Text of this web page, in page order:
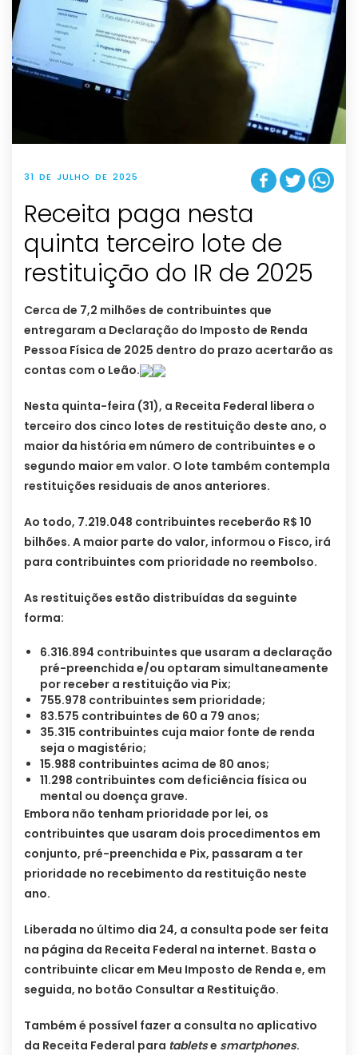
31 DE JULHO DE 2025
Receita paga nesta
quinta terceiro lote de
restituição do IR de 2025
Cerca de 7,2 milhões de contribuintes que
entregaram a Declaração do Imposto de Renda
Pessoa Física de 2025 dentro do prazo acertarão as
contas com o Leão.
Nesta quinta-feira (31), a Receita Federal libera o
terceiro dos cinco lotes de restituição deste ano, o
maior da história em número de contribuintes e o
segundo maior em valor. O lote também contempla
restituições residuais de anos anteriores.
Ao todo, 7.219.048 contribuintes receberão R$ 10
bilhões. A maior parte do valor, informou o Fisco, irá
para contribuintes com prioridade no reembolso.
As restituições estão distribuídas da seguinte
forma:
6.316.894 contribuintes que usaram a declaração
pré-preenchida e/ou optaram simultaneamente
por receber a restituição via Pix;
755.978 contribuintes sem prioridade;
83.575 contribuintes de 60 a 79 anos;
35.315 contribuintes cuja maior fonte de renda
seja o magistério;
15.988 contribuintes acima de 80 anos;
11.298 contribuintes com deficiência física ou
mental ou doença grave.
Embora não tenham prioridade por lei, os
contribuintes que usaram dois procedimentos em
conjunto, pré-preenchida e Pix, passaram a ter
prioridade no recebimento da restituição neste
ano.
Liberada no último dia 24, a consulta pode ser feita
na página da Receita Federal na internet. Basta o
contribuinte clicar em Meu Imposto de Renda e, em
seguida, no botão Consultar a Restituição.
Também é possível fazer a consulta no aplicativo
da Receita Federal para tabletse smartphones.